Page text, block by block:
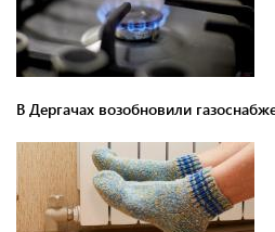
В Дергачах возобновили